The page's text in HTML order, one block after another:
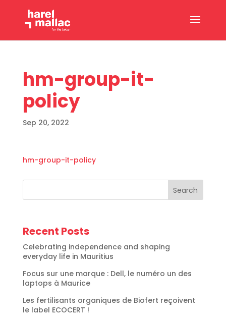
hm-group-it-
policy
Sep 20, 2022
hm-group-it-policy
Search
Recent Posts
Celebrating independence and shaping
everyday life in Mauritius
Focus sur une marque : Dell, le numéro un des
laptops à Maurice
Les fertilisants organiques de Biofert reçoivent
le label ECOCERT !